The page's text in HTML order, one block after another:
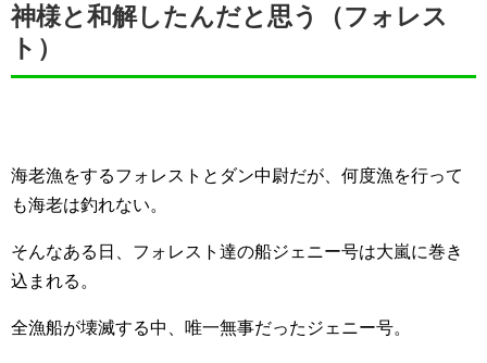
神様と和解したんだと思う（フォレス
ト）
海老漁をするフォレストとダン中尉だが、何度漁を行って
も海老は釣れない。
そんなある日、フォレスト達の船ジェニー号は大嵐に巻き
込まれる。
全漁船が壊滅する中、唯一無事だったジェニー号。